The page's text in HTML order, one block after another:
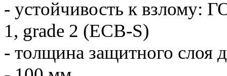
- устойчивость к взлому:
1, grade 2 (ECB-S)
- толщина защитного слоя